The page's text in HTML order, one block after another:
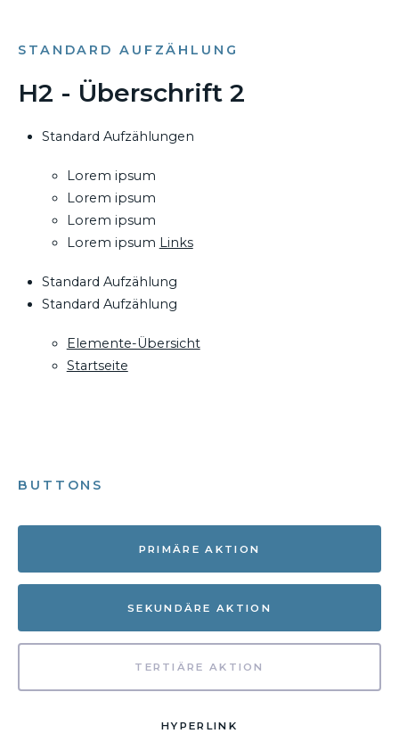
STANDARD AUFZÄHLUNG
H2 - Überschrift 2
Standard Aufzählungen
Lorem ipsum
Lorem ipsum
Lorem ipsum
Lorem ipsum Links
Standard Aufzählung
Standard Aufzählung
Elemente-Übersicht
Startseite
BUTTONS
PRIMÄRE AKTION
SEKUNDÄRE AKTION
TERTIÄRE AKTION
HYPERLINK